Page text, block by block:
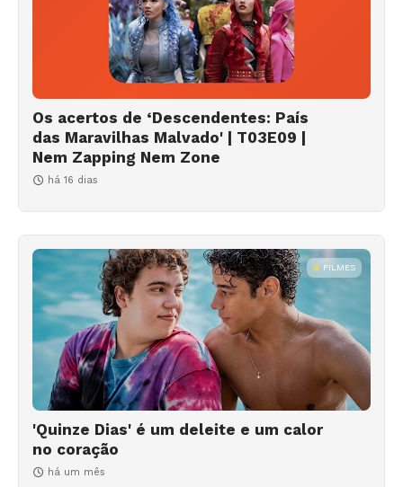
Os acertos de ‘Descendentes: País
das Maravilhas Malvado' | T03E09 |
Nem Zapping Nem Zone
há 16 dias
FILMES
'Quinze Dias' é um deleite e um calor
no coração
há um mês